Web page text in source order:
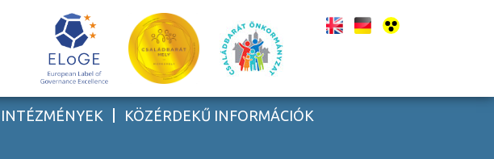
INTÉZMÉNYEK KÖZÉRDEKŰ INFORMÁCIÓK